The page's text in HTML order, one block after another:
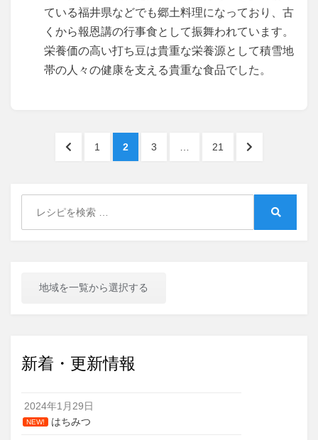
ている福井県などでも郷土料理になっており、古
くから報恩講の行事食として振舞われています。
栄養価の高い打ち豆は貴重な栄養源として積雪地
帯の人々の健康を支える貴重な食品でした。
ゲ
PREVIOUS
PAGE
1 PAGE
2 PAGE
3 PAGE
21
NEXT
地域を一覧から選択する
新着・更新情報
2024年1月29日
NEW! はちみつ